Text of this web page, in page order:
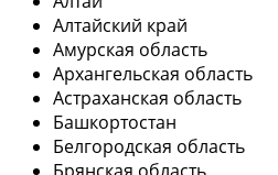
Алтайский край
Амурская область
Архангельская область
Астраханская область
Башкортостан
Белгородская область